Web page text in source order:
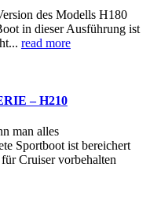
des Modells H180
in dieser Ausführung ist
read more
– H210
man alles
Sportboot ist bereichert
Cruiser vorbehalten